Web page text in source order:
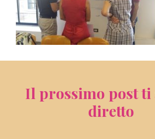
Il prossimo post
diretto